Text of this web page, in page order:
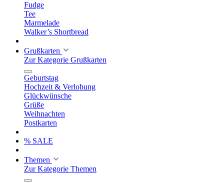
Fudge
Tee
Marmelade
Walker’s Shortbread
Grußkarten
Zur Kategorie Grußkarten
Geburtstag
Hochzeit & Verlobung
Glückwünsche
Grüße
Weihnachten
Postkarten
% SALE
Themen
Zur Kategorie Themen